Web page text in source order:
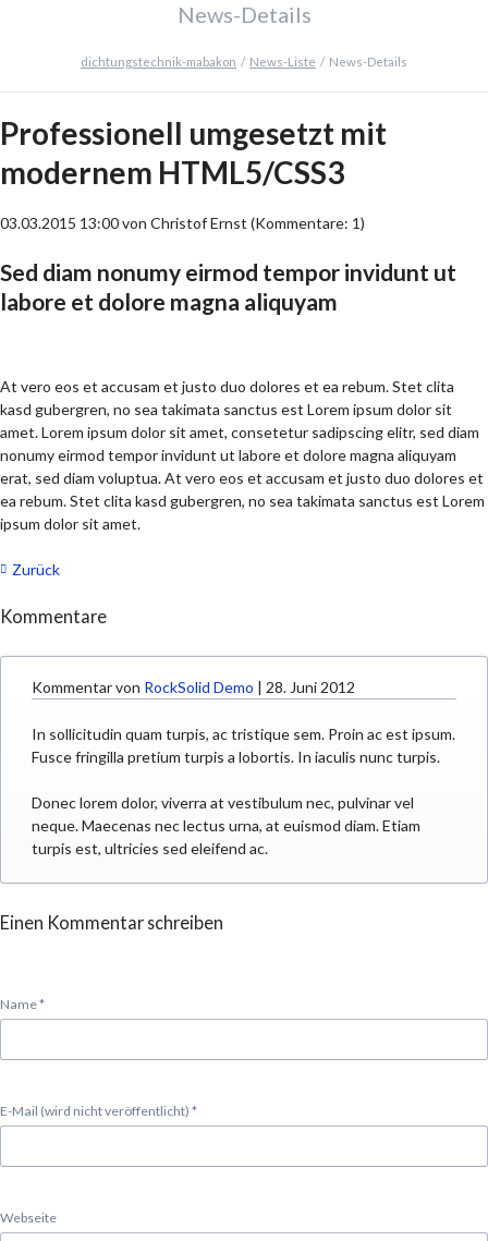
TwitterLinkedIn Google+Facebook
News-Details
dichtungstechnik-mabakon News-Liste News-Details
Professionell umgesetzt mit
modernem HTML5/CSS3
03.03.2015 13:00von Christof Ernst (Kommentare: 1)
Sed diam nonumy eirmod tempor invidunt ut
labore et dolore magna aliquyam
At vero eos et accusam et justo duo dolores et ea rebum. Stet clita
kasd gubergren, no sea takimata sanctus est Lorem ipsum dolor sit
amet. Lorem ipsum dolor sit amet, consetetur sadipscing elitr, sed diam
nonumy eirmod tempor invidunt ut labore et dolore magna aliquyam
erat, sed diam voluptua. At vero eos et accusam et justo duo dolores et
ea rebum. Stet clita kasd gubergren, no sea takimata sanctus est Lorem
ipsum dolor sit amet.
Zurück
Kommentare
Kommentar von RockSolid Demo | 28. Juni 2012
In sollicitudin quam turpis, ac tristique sem. Proin ac est ipsum.
Fusce fringilla pretium turpis a lobortis. In iaculis nunc turpis.
Donec lorem dolor, viverra at vestibulum nec, pulvinar vel
neque. Maecenas nec lectus urna, at euismod diam. Etiam
turpis est, ultricies sed eleifend ac.
Einen Kommentar schreiben
Pflichtfeld
Name*
Pflichtfeld
E-Mail (wird nicht veröffentlicht) *
Webseite